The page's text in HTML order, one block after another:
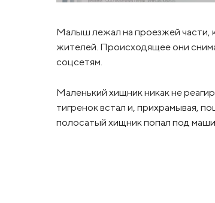
Малыш лежал на проезжей части,
жителей. Происходящее они
соцсетям.
Маленький хищник никак не
тигренок встал и, прихрамывая,
полосатый хищник попал под